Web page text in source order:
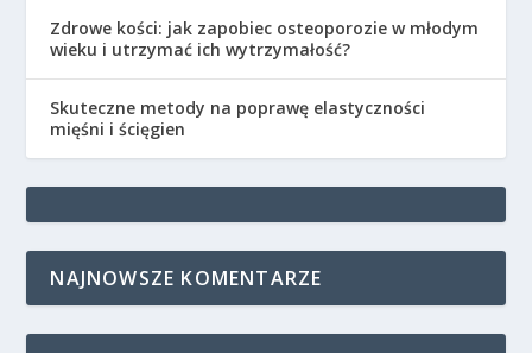
Zdrowe kości: jak zapobiec osteoporozie w młodym
wieku i utrzymać ich wytrzymałość?
Skuteczne metody na poprawę elastyczności
mięśni i ścięgien
NAJNOWSZE KOMENTARZE